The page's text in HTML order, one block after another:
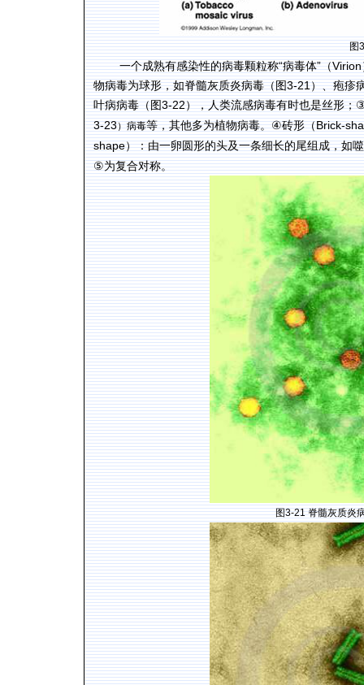
图
一个成熟有感染性的病毒颗粒称“病毒体”（Virion
物病毒为球形，如脊髓灰质炎病毒（图3-21）、疱疹
叶病病毒（图3-22），人类流感病毒有时也是丝形；
3-23）病毒等，其他多为植物病毒。④砖形（Brick-
shape）：由一卵圆形的头及一条细长的尾组成，如
⑤为复合对称。
图3-21脊髓灰质炎